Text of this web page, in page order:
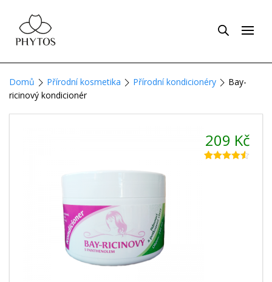
Domů Přírodní kosmetika Přírodní kondicionéry
Bay-
ricinový kondicionér
209 Kč